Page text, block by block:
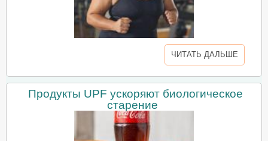
ЧИТАТЬ ДАЛЬШЕ
Продукты UPF ускоряют биологическое
старение